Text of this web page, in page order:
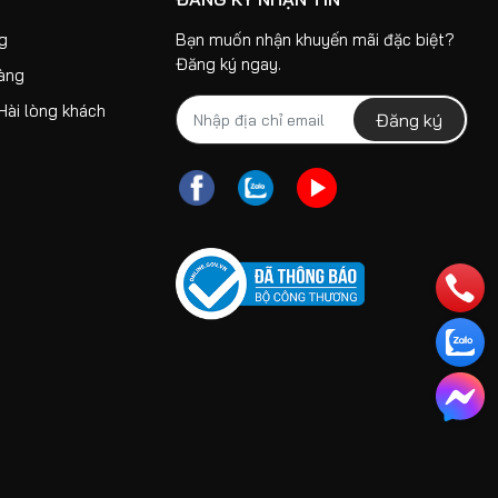
lòng khách
Bạn muốn nhận khuyến mãi đặc biệt?
Đăng ký ngay.
Đăng ký